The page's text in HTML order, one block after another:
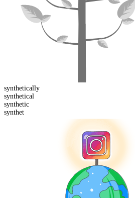
synthetically
synthetical
synthetic
synthet